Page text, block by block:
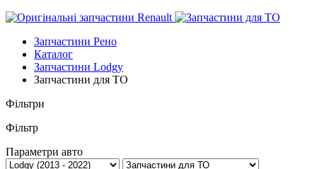
Запчастини Рено
Каталог
Запчастини Lodgy
Запчастини для ТО
Фільтри
Фільтр
Параметри авто